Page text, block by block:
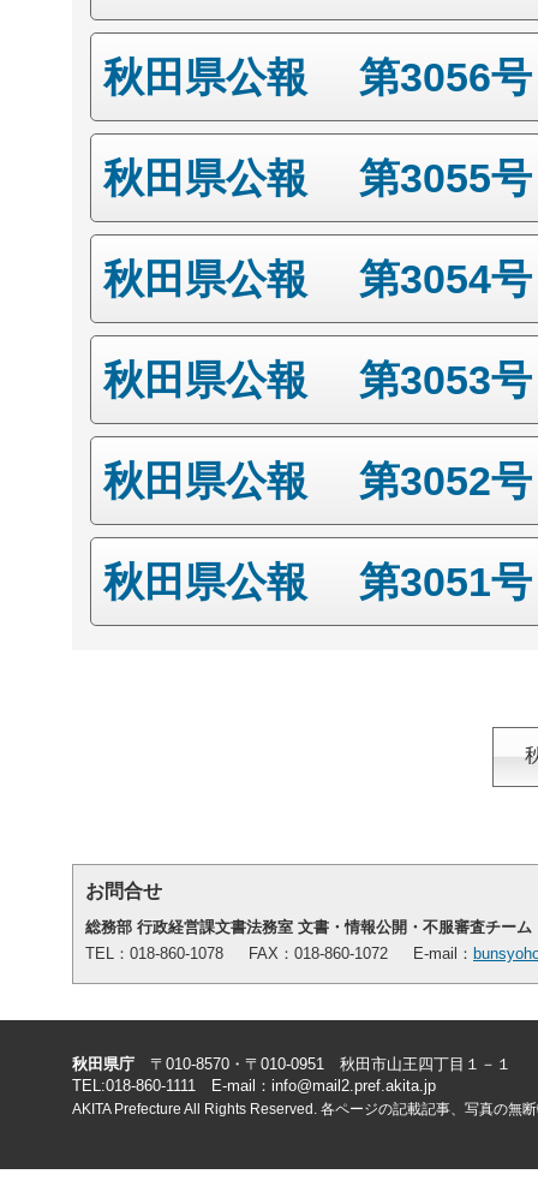
秋田県公報 第3056
秋田県公報 第3055
秋田県公報 第3054
秋田県公報 第3053
秋田県公報 第3052
秋田県公報 第3051
お問合せ
総務部 行政経営課文書法務室 文書・情報公開・不服審査チーム
TEL：018-860-1078 FAX：018-860-1072 E-mail：
秋田県庁 〒010-8570・〒010-0951 秋田市山王四丁目１－１
TEL:018-860-1111 E-mail：info@mail2.pref.akita.jp
AKITA Prefecture All Rights Reserved. 各ページの記載記事、写真の無